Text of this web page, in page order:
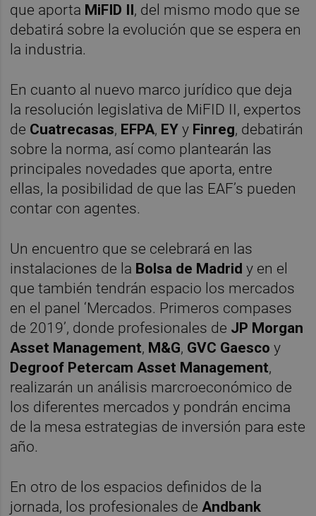
que aporta MiFID II, del mismo modo que se
debatirá sobre la evolución que se espera en
la industria.
En cuanto al nuevo marco jurídico que deja
la resolución legislativa de MiFID II, expertos
de Cuatrecasas, EFPA, EY y Finreg, debatirán
sobre la norma, así como plantearán las
principales novedades que aporta, entre
ellas, la posibilidad de que las EAF’s pueden
contar con agentes.
Un encuentro que se celebrará en las
instalaciones de la Bolsa de Madridy en el
que también tendrán espacio los mercados
en el panel ‘Mercados. Primeros compases
de 2019’, donde profesionales de JP Morgan
Asset Management, M&G, GVC Gaesco y
Degroof Petercam Asset Management,
realizarán un análisis marcroeconómico de
los diferentes mercados y pondrán encima
de la mesa estrategias de inversión para este
año.
En otro de los espacios definidos de la
jornada, los profesionales deAndbank